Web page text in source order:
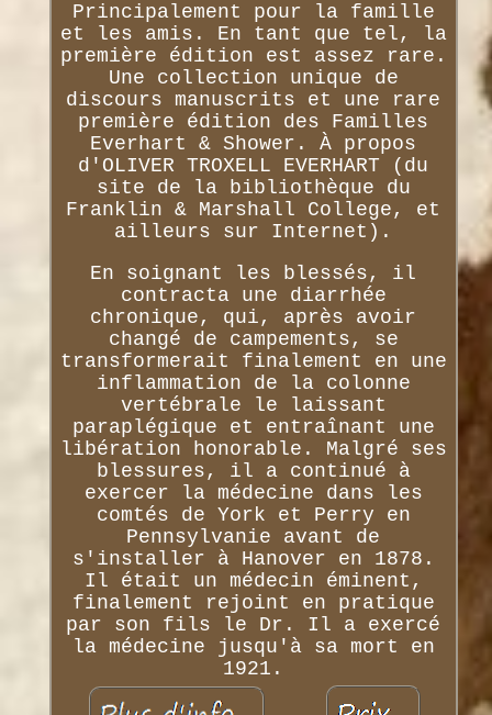
Principalement pour la famille
et les amis. En tant que tel, la
première édition est assez rare.
Une collection unique de
discours manuscrits et une rare
première édition des Familles
Everhart & Shower. À propos
d'OLIVER TROXELL EVERHART (du
site de la bibliothèque du
Franklin & Marshall College, et
ailleurs sur Internet).
En soignant les blessés, il
contracta une diarrhée
chronique, qui, après avoir
changé de campements, se
transformerait finalement en une
inflammation de la colonne
vertébrale le laissant
paraplégique et entraînant une
libération honorable. Malgré ses
blessures, il a continué à
exercer la médecine dans les
comtés de York et Perry en
Pennsylvanie avant de
s'installer à Hanover en 1878.
Il était un médecin éminent,
finalement rejoint en pratique
par son fils le Dr. Il a exercé
la médecine jusqu'à sa mort en
1921.